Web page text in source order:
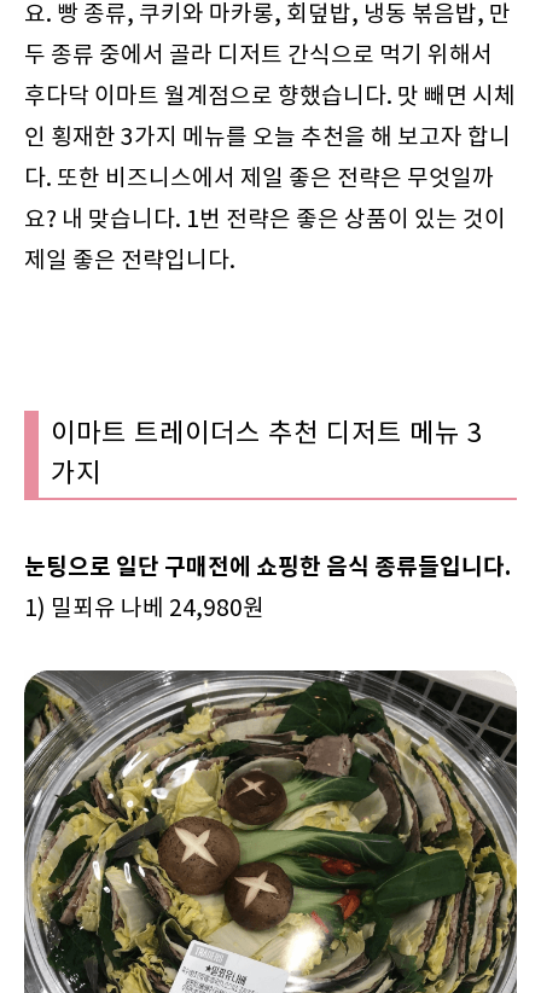
요. 빵 종류, 쿠키와 마카롱, 회덮밥, 냉동 볶음밥, 만
두 종류 중에서 골라 디저트 간식으로 먹기 위해서
후다닥 이마트 월계점으로 향했습니다. 맛 빼면 시체
인 횡재한 3가지 메뉴를 오늘 추천을 해 보고자 합니
다. 또한 비즈니스에서 제일 좋은 전략은 무엇일까
요? 내 맞습니다. 1번 전략은 좋은 상품이 있는 것이
제일 좋은 전략입니다.
이마트 트레이더스 추천 디저트 메뉴 3
가지
눈팅으로 일단 구매전에 쇼핑한 음식 종류들입니다.
1) 밀푀유 나베 24,980원